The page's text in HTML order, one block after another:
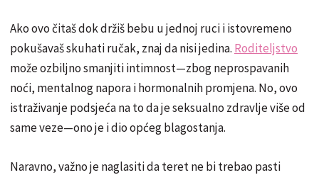
Ako ovo čitaš dok držiš bebu u jednoj ruci i istovremeno
pokušavaš skuhati ručak, znaj da nisi jedina. Roditeljstvo
može ozbiljno smanjiti intimnost—zbog neprospavanih
noći, mentalnog napora i hormonalnih promjena. No, ovo
istraživanje podsjeća na to da je seksualno zdravlje više od
same veze—ono je i dio općeg blagostanja.
Naravno, važno je naglasiti da teret ne bi trebao pasti